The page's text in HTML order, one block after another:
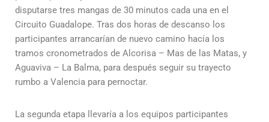
disputarse tres mangas de 30 minutos cada una en el
Circuito Guadalope. Tras dos horas de descanso los
participantes arrancarían de nuevo camino hacía los
tramos cronometrados de Alcorisa – Mas de las Matas, y
Aguaviva – La Balma, para después seguir su trayecto
rumbo a Valencia para pernoctar.
La segunda etapa llevaría a los equipos participantes